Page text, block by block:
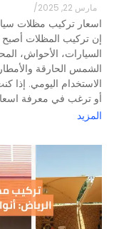
مارس 22, 2025 /
اسعار تركيب مظلات
إن تركيب المظلات أصبح
السيارات، الأحواش،
الشمس الحارقة
الاستخدام اليومي.
أو ترغب في معرفة
المزيد